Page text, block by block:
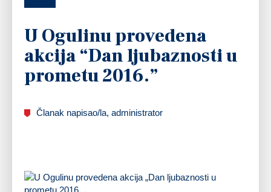
U Ogulinu provedena
akcija “Dan ljubaznosti u
prometu 2016.”
Članak napisao/la, administrator